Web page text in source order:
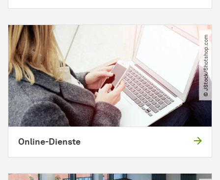
© JStock​/​Shotshop.com
Online-Dienste